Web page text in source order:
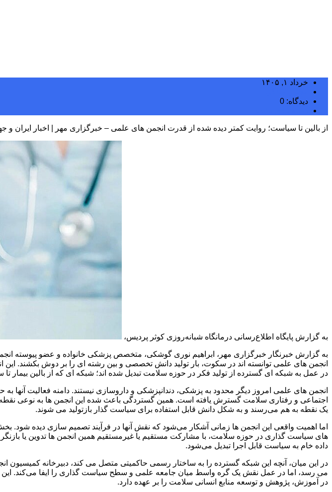
خرداد ۱, ۱۴۰۵
دیدگاه: 0
از بالین تا سیاست؛ روایت کمتر دیده‌ شده از قدرت انجمن‌ های علمی – خبرگزاری مهر | اخبار ایران و
به گزارش پایگاه اطلاع‌رسانی درمانگاه شبانه‌روزی کوثر پردیس،
به گزارش خبرنگار خبرگزاری مهر، ابراهیم نوری گوشکی، متخصص پزشکی خانواده و عضو پیوسته
انجمن‌ های علمی توانسته‌ اند در سکوت، بار تولید دانش تخصصی و بین‌ رشته‌ ای را بر دوش بکشند.
در عمل به شبکه ‌ای گسترده از تولید فکر در حوزه سلامت تبدیل شده‌ اند؛ شبکه‌ ای که از بالین بیمار
انجمن‌ های علمی امروز دیگر محدود به پزشکی، دندانپزشکی و داروسازی نیستند. دامنه فعالیت
اجتماعی و رفتاری سلامت گسترش یافته است. همین گستردگی باعث شده این انجمن‌ ها به نوعی نقطه
یک نقطه به هم می‌رسند و به شکل دانش قابل استفاده برای سیاست‌ گذار بازتولید می‌ شوند.
اما اهمیت واقعی این انجمن‌ ها زمانی آشکار می‌شود که نقش آنها در فرآیند تصمیم‌ سازی دیده شود.
های سیاست‌ گذاری در حوزه سلامت، با مشارکت مستقیم یا غیرمستقیم همین انجمن‌ ها تدوین یا
داده خام به سیاست قابل اجرا تبدیل می‌شود.
در این میان، آنچه این شبکه گسترده را به ساختار رسمی حاکمیتی متصل می‌ کند، دبیرخانه
می‌ رسد، اما در عمل نقش یک گره واسط میان جامعه علمی و سطح سیاست‌ گذاری را ایفا می‌کند.
در آموزش، پژوهش و توسعه منابع انسانی سلامت را بر عهده دارد.